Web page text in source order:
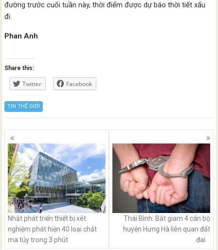
đường trước cuối tuần này, thời điểm được dự báo thời tiết xấu
đi.
Phan Anh
Share this:
Twitter Facebook
TIN THẾ GIỚI
Posts
navigation
Nhật phát triển thiết bị xét
nghiệm phát hiện 40 loại chất
ma túy trong 3 phút
Thái Bình: Bắt giam 4 cán bộ
huyện Hưng Hà liên quan đất
đai